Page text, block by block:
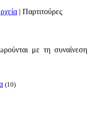
| Παρτιτούρες
με τη συναίνεση
(10)